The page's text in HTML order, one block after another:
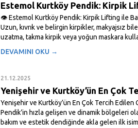
Estemol Kurtköy Pendik: Kirpik
👁️ Estemol Kurtköy Pendik: Kirpik Lifting ile
Uzun, kıvrık ve belirgin kirpikler, makyajsız bile
uzatma, takma kirpik veya yoğun maskara
DEVAMINI OKU →
21.12.2025
Yenişehir ve Kurtköy’ün En Çok
Yenişehir ve Kurtköy’ün En Çok Tercih
Pendik’in hızla gelişen ve dinamik bölgeleri
bakım ve estetik dendiğinde akla gelen ilk